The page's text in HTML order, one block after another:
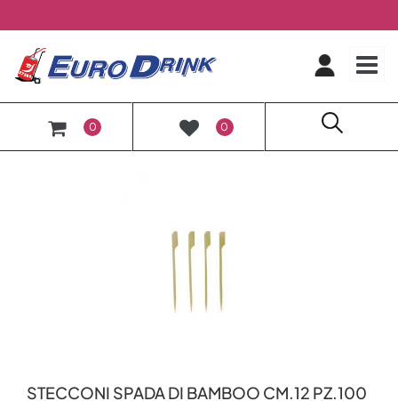
0 0
STECCONI SPADA DI BAMBOO CM.12 PZ.100